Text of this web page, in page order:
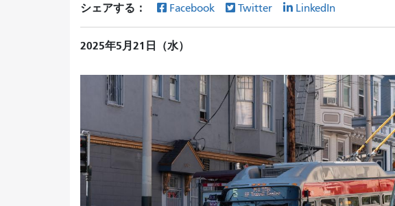
シェアする： Facebook Twitter LinkedIn
2025年5月21日（水）